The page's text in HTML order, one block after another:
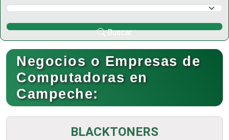
Selecciona un Municipio
Buscar
Negocios o Empresas de
Computadoras en
Campeche:
BLACKTONERS